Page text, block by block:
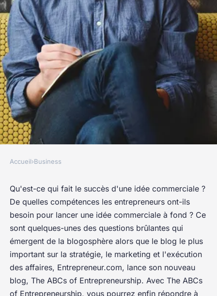
L'ABC de l'esprit d'entreprise
edwige •4 mai 2022• 5 min de lecture
Accueil›Business
Qu'est-ce qui fait le succès d'une idée commerciale ?
De quelles compétences les entrepreneurs ont-ils
besoin pour lancer une idée commerciale à fond ? Ce
sont quelques-unes des questions brûlantes qui
émergent de la blogosphère alors que le blog le plus
important sur la stratégie, le marketing et l'exécution
des affaires, Entrepreneur.com, lance son nouveau
blog, The ABCs of Entrepreneurship. Avec The ABCs
of Entrepreneurship, vous pourrez enfin répondre à